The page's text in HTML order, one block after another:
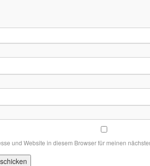
und Website in diesem Browser für meinen